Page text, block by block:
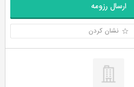
ارسال رزومه
نشان کردن